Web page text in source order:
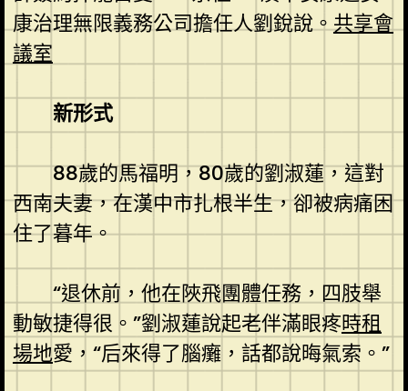
康治理無限義務公司擔任人劉銳說。共享會
議室
新形式
88歲的馬福明，80歲的劉淑蓮，這對
西南夫妻，在漢中市扎根半生，卻被病痛困
住了暮年。
“退休前，他在陜飛團體任務，四肢舉
動敏捷得很。”劉淑蓮說起老伴滿眼疼時租
場地愛，“后來得了腦癱，話都說晦氣索。”